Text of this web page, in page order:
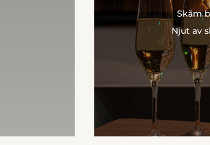
Skäm
Njut av